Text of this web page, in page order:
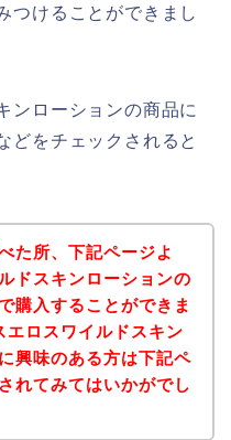
つけることができまし
ンローションの商品に
どをチェックされると
た所、下記ページよ
ドスキンローションの
購入することができま
エロスワイルドスキン
興味のある方は下記ペ
れてみてはいかがでし